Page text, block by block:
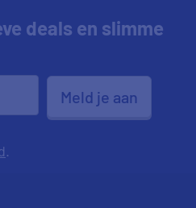
deals en slimme
Meld je aan
.